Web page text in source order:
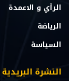
الرأي و الاعمدة
الرياضة
السياسة
النشرة البريدية